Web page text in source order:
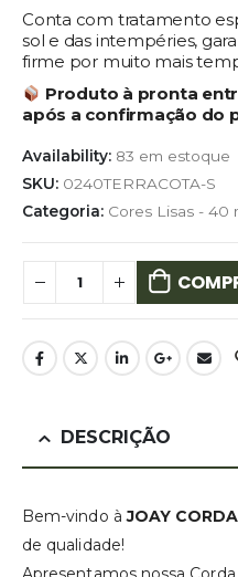
Conta com tratamento
sol e das intempéries,
firme por muito mais
Produto à pronta
após a confirmação do
Availability: 83 em estoque
SKU: 0240TERRACOTA-S
Categoria: Cores Lisas - 40
DESCRIÇÃO
Bem-vindo àJOAY
de qualidade!